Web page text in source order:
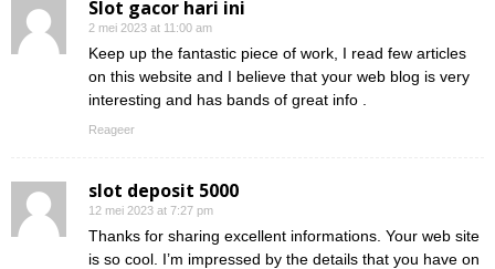
Slot gacor hari ini
2 mei 2023 at 11:00 am
Keep up the fantastic piece of work, I read few articles
on this website and I believe that your web blog is very
interesting and has bands of great info .
Reageer
slot deposit 5000
12 mei 2023 at 7:27 pm
Thanks for sharing excellent informations. Your web site
is so cool. I’m impressed by the details that you have on